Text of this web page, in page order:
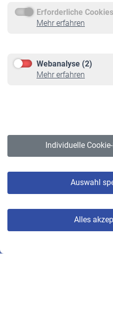
Erforderliche
Mehr erfahren
Webanalyse (2)
Mehr erfahren
Individuelle
Auswahl
Alles
Service
Informationen
Online-Rechner
VBLnewsletter
Erklärung zur Barrierefreiheit
© VBL 2026